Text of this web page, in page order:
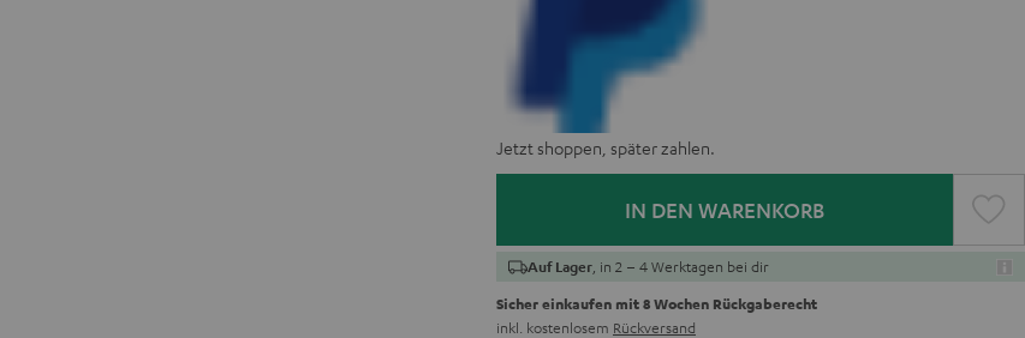
Jetzt shoppen, später zahlen.
IN DEN WARENKORB
Auf Lager , in 2 – 4 Werktagen bei dir
Sicher einkaufen mit 8 Wochen Rückgaberecht
inkl. kostenlosem Rückversand